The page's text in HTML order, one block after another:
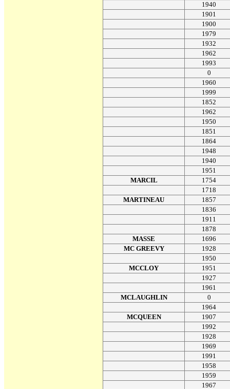
1940
1901
1900
1979
1932
1962
1993
0
1960
1999
1852
1962
1950
1851
1864
1948
1940
1951
MARCIL
1754
1718
MARTINEAU
1857
1836
1911
1878
MASSE
1696
MC GREEVY
1928
1950
MCCLOY
1951
1927
1961
MCLAUGHLIN
0
1964
MCQUEEN
1907
1992
1928
1969
1991
1958
1959
1967